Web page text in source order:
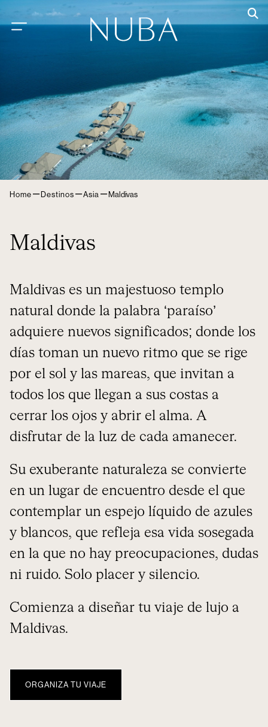
Home – Destinos –Asia –Maldivas
Maldivas
Maldivas es un majestuoso templo
natural donde la palabra ‘paraíso’
adquiere nuevos significados; donde los
días toman un nuevo ritmo que se rige
por el sol y las mareas, que invitan a
todos los que llegan a sus costas a
cerrar los ojos y abrir el alma. A
disfrutar de la luz de cada amanecer.
Su exuberante naturaleza se convierte
en un lugar de encuentro desde el que
contemplar un espejo líquido de azules
y blancos, que refleja esa vida sosegada
en la que no hay preocupaciones, dudas
ni ruido. Solo placer y silencio.
Comienza a diseñar tu viaje de lujo a
Maldivas.
ORGANIZA TU VIAJE